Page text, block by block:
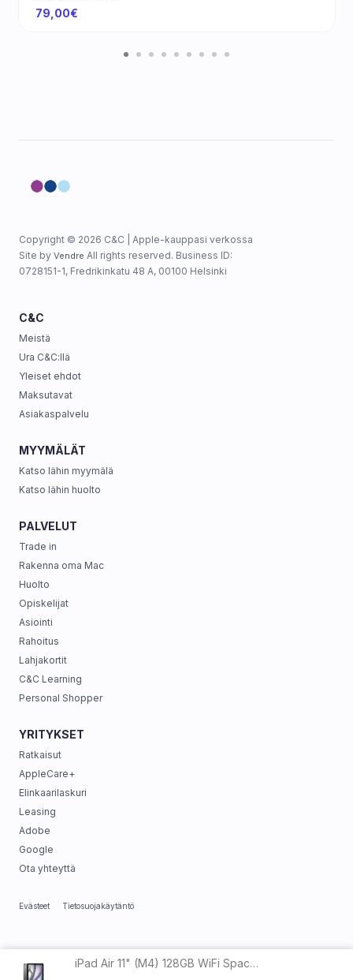
iPad Air 11" (M4) 128GB WiFi Space Grey
79,00€
Copyright © 2026 C&C | Apple-kauppasi verkossa
Site by Vendre All rights reserved. Business ID:
0728151-1, Fredrikinkatu 48 A, 00100 Helsinki
C&C
Meistä
Ura C&C:llä
Yleiset ehdot
Maksutavat
Asiakaspalvelu
MYYMÄLÄT
Katso lähin myymälä
Katso lähin huolto
PALVELUT
Trade in
Rakenna oma Mac
Huolto
Opiskelijat
Asiointi
Rahoitus
Lahjakortit
C&C Learning
Personal Shopper
YRITYKSET
Ratkaisut
AppleCare+
Elinkaarilaskuri
Leasing
Adobe
Google
Ota yhteyttä
Evästeet Tietosuojakäytäntö